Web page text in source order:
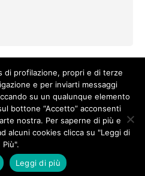
di profilazione, propri e di terze
e per inviarti messaggi
su un qualunque elemento
bottone “Accetto” acconsenti
nostra. Per saperne di più e
alcuni cookies clicca su "Leggi di
Più".
Leggi di più